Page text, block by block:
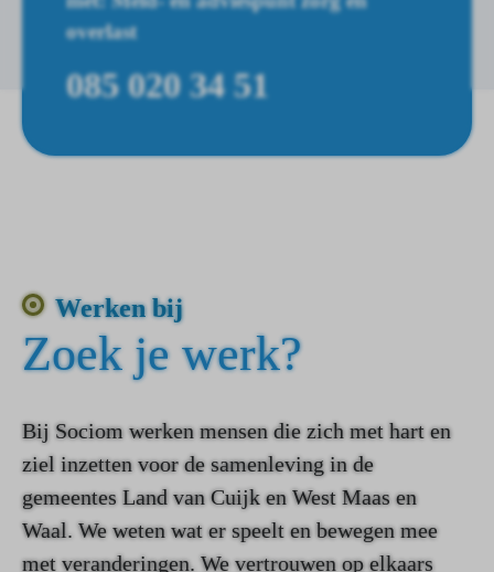
overlast
085 020 34 51
Werken bij
Zoek je werk?
Bij Sociom werken mensen die zich met hart en
ziel inzetten voor de samenleving in de
gemeentes Land van Cuijk en West Maas en
Waal. We weten wat er speelt en bewegen mee
met veranderingen. We vertrouwen op elkaars